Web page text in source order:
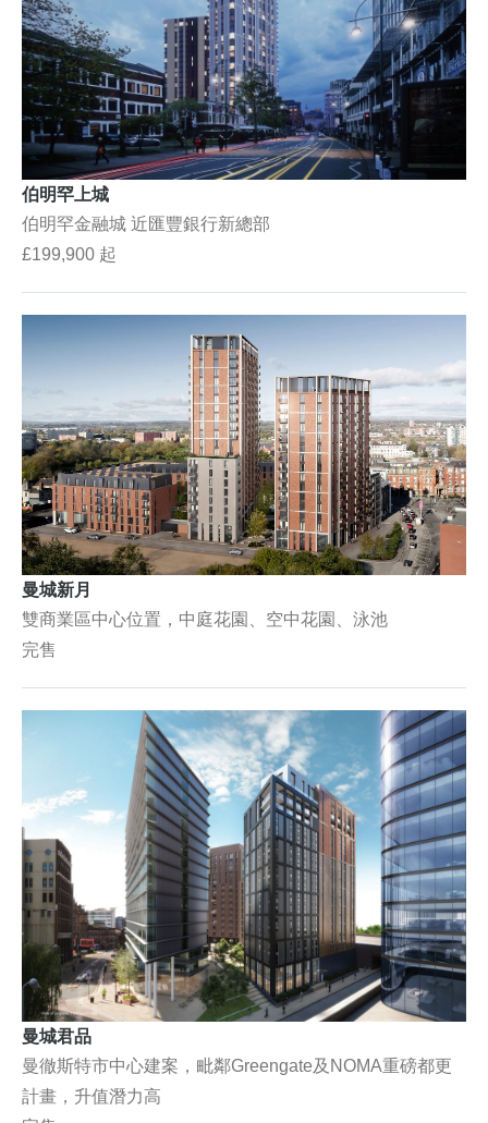
伯明罕上城
伯明罕金融城 近匯豐銀行新總部
£199,900 起
曼城新月
雙商業區中心位置，中庭花園、空中花園、泳池
完售
曼城君品
曼徹斯特市中心建案，毗鄰Greengate及NOMA重磅都更
計畫，升值潛力高